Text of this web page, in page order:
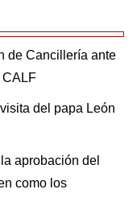
de Cancillería ante
CALF
del papa León
aprobación del
como los